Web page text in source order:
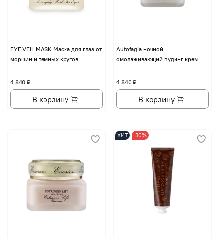
EYE VЕIL MASK Маска для глаз от
морщин и темных кругов
4 840 ₽
В корзину
Autofagia ночной
омолаживающий пудинг крем
4 840 ₽
В корзину
ХИТ -30%